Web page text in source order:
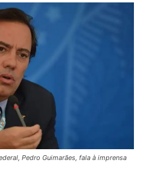
Pedro Guimarães, fala à imprensa